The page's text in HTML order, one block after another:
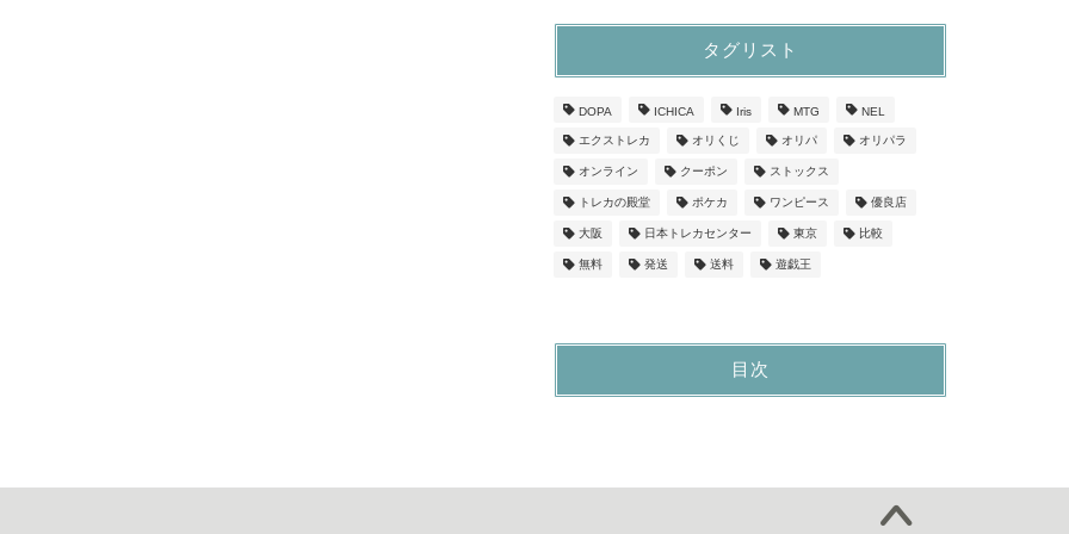
タグリスト
DOPA ICHICA Iris MTG NEL
エクストレカ オリくじ オリパ オリパラ
オンライン クーポン ストックス
トレカの殿堂 ポケカ ワンピース 優良店
大阪 日本トレカセンター 東京 比較
無料 発送 送料 遊戯王
目次